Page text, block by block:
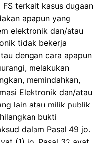
FS terkait kasus dugaan
apapun yang
elektronik dan/atau
tidak bekerja
dengan cara apapun
melakukan
memindahkan,
Elektronik dan/atau
lain atau milik publik
bukti
dalam Pasal 49 jo.